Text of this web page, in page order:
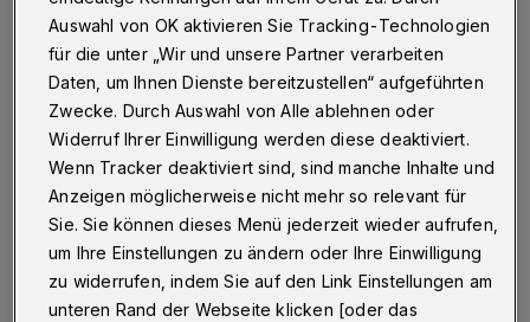
Wuppertal·Auf der A46 kann es am Samstag (30.
Oktober 2021) zwischen dem Sonnborner Kreuz in
Wuppertal und der Anschlussstelle Haan-Ost zu
Verkehrsbehinderungen kommen.
28.10.2021 , 06:30 Uhr Eine Minute Lesezeit
Auswahl von OK aktivieren Sie Tracking-Technologien
für die unter „Wir und unsere Partner verarbeiten
Daten, um Ihnen Dienste bereitzustellen“ aufgeführten
Zwecke. Durch Auswahl von Alle ablehnen oder
Widerruf Ihrer Einwilligung werden diese deaktiviert.
Wenn Tracker deaktiviert sind, sind manche Inhalte und
Anzeigen möglicherweise nicht mehr so relevant für
Sie. Sie können dieses Menü jederzeit wieder aufrufen,
um Ihre Einstellungen zu ändern oder Ihre Einwilligung
zu widerrufen, indem Sie auf den Link Einstellungen am
unteren Rand der Webseite klicken [oder das